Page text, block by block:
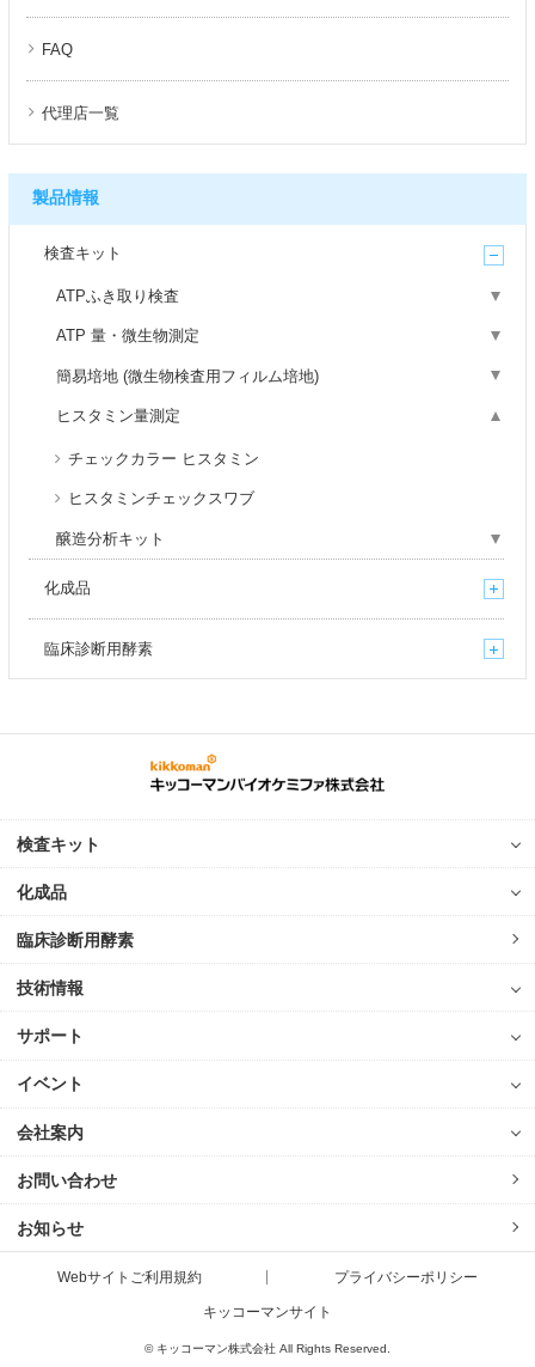
FAQ
代理店一覧
製品情報
検査キット
ATPふき取り検査
ATP 量・微生物測定
簡易培地 (微生物検査用フィルム培地)
ヒスタミン量測定
チェックカラー ヒスタミン
ヒスタミンチェックスワブ
醸造分析キット
化成品
臨床診断用酵素
検査キット
化成品
臨床診断用酵素
技術情報
サポート
イベント
会社案内
お問い合わせ
お知らせ
Webサイトご利用規約 プライバシーポリシー
キッコーマンサイト
© キッコーマン株式会社 All Rights Reserved.